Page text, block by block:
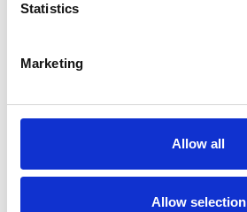
Statistics
Marketing
Allow all
Allow selection
Voor de lancering van een intern
Soetkin vat het perfect samen: